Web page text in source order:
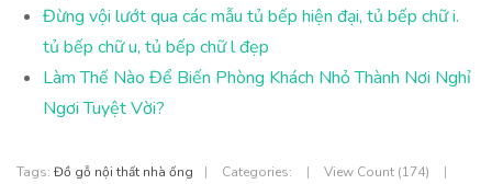
Đừng vội lướt qua các mẫu tủ bếp hiện đại, tủ bếp chữ i.
tủ bếp chữ u, tủ bếp chữ l đẹp
Làm Thế Nào Để Biến Phòng Khách Nhỏ Thành Nơi Nghỉ
Ngơi Tuyệt Vời?
Tags: Đồ gỗ nội thất nhà ống | Categories: | View Count (174)
|